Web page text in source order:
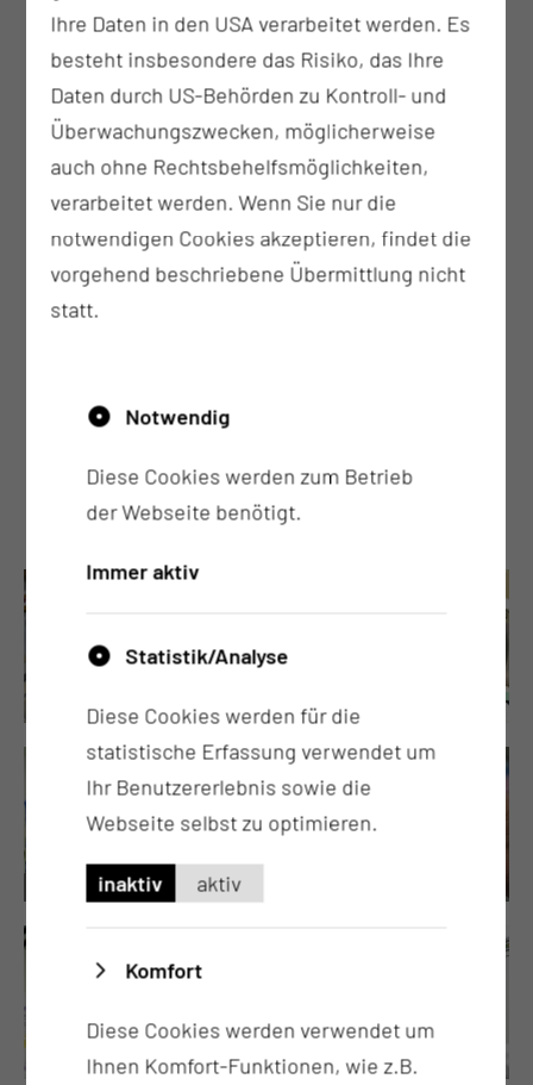
20.000
Histologie-/Zytologie-Fälle werden im Jahr
untersucht
17
Mitarbeiterinnen und Mitarbeiter im Institut für
klinische Obduktionen werden im Jahr
durchgeführt
Ihre Daten in den USA verarbeitet werden. Es
besteht insbesondere das Risiko, das Ihre
Daten durch US-Behörden zu Kontroll- und
Überwachungszwecken, möglicherweise
auch ohne Rechtsbehelfsmöglichkeiten,
verarbeitet werden. Wenn Sie nur die
notwendigen Cookies akzeptieren, findet die
vorgehend beschriebene Übermittlung nicht
statt.
Notwendig
Diese Cookies werden zum Betrieb
der Webseite benötigt.
Immer aktiv
Statistik/Analyse
Diese Cookies werden für die
statistische Erfassung verwendet um
Ihr Benutzererlebnis sowie die
Webseite selbst zu optimieren.
inaktiv aktiv
Komfort
Diese Cookies werden verwendet um
Ihnen Komfort-Funktionen, wie z.B.